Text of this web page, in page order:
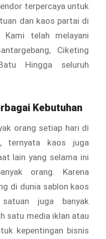
terpercaya untuk
dan kaos partai di
Kami telah melayani
Ciketing
Hingga seluruh
Kebutuhan
orang setiap hari di
ternyata kaos juga
lain yang selama ini
orang. Karena
di dunia sablon kaos
juga banyak
satu media iklan atau
kepentingan bisnis